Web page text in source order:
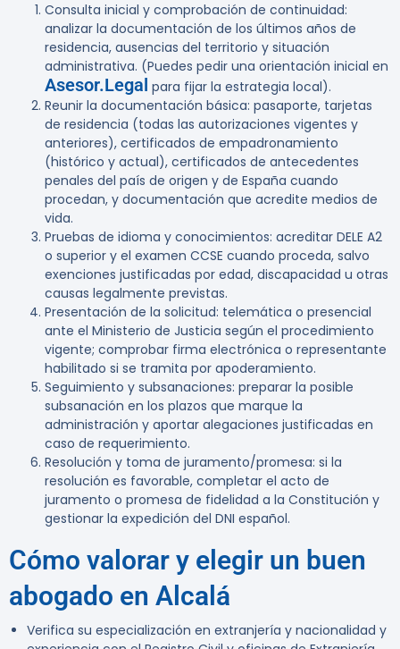
Consulta inicial y comprobación de continuidad:
analizar la documentación de los últimos años de
residencia, ausencias del territorio y situación
administrativa. (Puedes pedir una orientación inicial en
Asesor.Legal para fijar la estrategia local).
Reunir la documentación básica: pasaporte, tarjetas
de residencia (todas las autorizaciones vigentes y
anteriores), certificados de empadronamiento
(histórico y actual), certificados de antecedentes
penales del país de origen y de España cuando
procedan, y documentación que acredite medios de
vida.
Pruebas de idioma y conocimientos: acreditar DELE A2
o superior y el examen CCSE cuando proceda, salvo
exenciones justificadas por edad, discapacidad u otras
causas legalmente previstas.
Presentación de la solicitud: telemática o presencial
ante el Ministerio de Justicia según el procedimiento
vigente; comprobar firma electrónica o representante
habilitado si se tramita por apoderamiento.
Seguimiento y subsanaciones: preparar la posible
subsanación en los plazos que marque la
administración y aportar alegaciones justificadas en
caso de requerimiento.
Resolución y toma de juramento/promesa: si la
resolución es favorable, completar el acto de
juramento o promesa de fidelidad a la Constitución y
gestionar la expedición del DNI español.
Cómo valorar y elegir un buen
abogado en Alcalá
Verifica su especialización en extranjería y nacionalidad y